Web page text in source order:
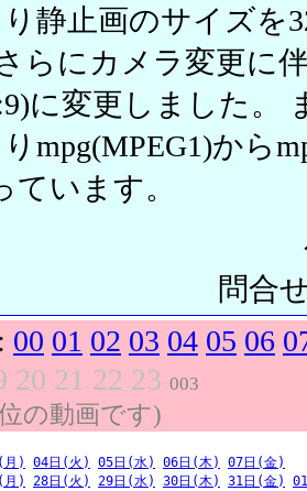
り静止画のサイズを
らにカメラ変更に
に変更しました。
りmpg(MPEG1)から
ています。
問合
00 01 02 03 04 05 06
20 21 22 23 003
の動画です)
月) 04日(火) 05日(水) 06日(木)
07日(金)
月) 28日(火) 29日(水) 30日(木) 31日(金)